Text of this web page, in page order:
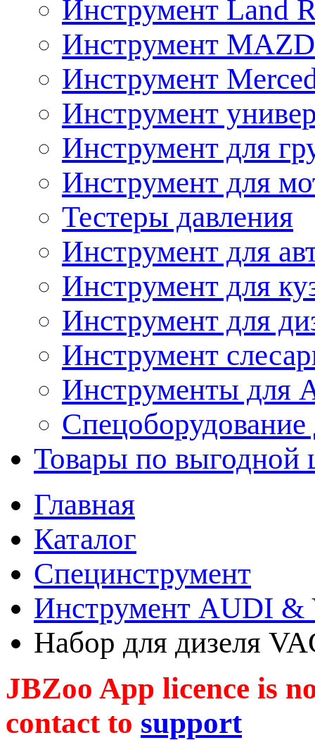
Инструмент Land
Инструмент
Инструмент
Инструмент
Инструмент для
Инструмент для
Тестеры давления
Инструмент для
Инструмент для
Инструмент для
Инструмент
Инструменты
Спецоборудование
Товары по выгодной
Главная
Каталог
Специнструмент
Инструмент AUDI &
Набор для дизеля
JBZoo App licence is
contact to support